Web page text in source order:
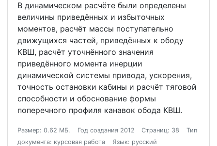
В динамическом расчёте были определены
величины приведённых и избыточных
моментов, расчёт массы поступательно
движущихся частей, приведённых к ободу
КВШ, расчёт уточнённого значения
приведённого момента инерции
динамической системы привода, ускорения,
точность остановки кабины и расчёт тяговой
способности и обоснование формы
поперечного профиля канавок обода КВШ.
Размер: 0.62 МБ. Год создания 2012 Страниц: 38
Тип
документа: курсовая работа
Язык: русский